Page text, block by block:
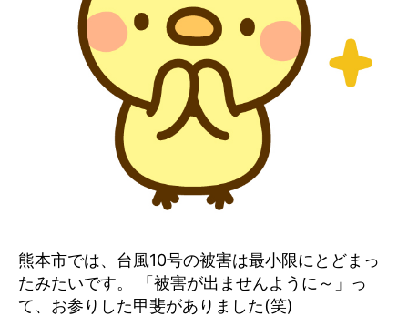
熊本市では、台風10号の被害は最小限にとどまっ
たみたいです。 「被害が出ませんように～」っ
て、お参りした甲斐がありました(笑)